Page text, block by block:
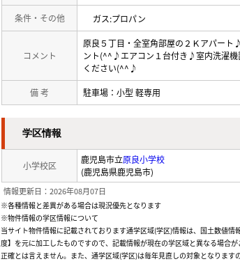
条件・その他 ガス:プロパン
コメント
原良５丁目・全室角部屋の２Ｋアパー
ント(^^♪エアコン１台付き♪室内洗濯機
ください(^^♪
備 考 駐車場：小型 軽専用
学区情報
小学校区
鹿児島市立原良小学校
(鹿児島県鹿児島市)
情報更新日：2026年08月07日
※各種情報と差異がある場合は現況優先となります
※物件情報の学区情報について
当サイト物件情報に記載されております通学区域(学区)情報は、国土数値
度】を元に加工したものですので、記載情報が現在の学区域と異なる場合
正確とは言えません。また、通学区域(学区)は毎年見直しの対象となります